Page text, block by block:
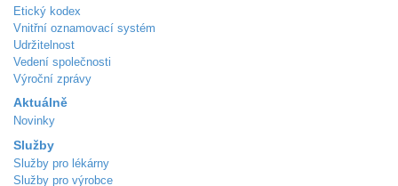
Etický kodex
Vnitřní oznamovací systém
Udržitelnost
Vedení společnosti
Výroční zprávy
Aktuálně
Novinky
Služby
Služby pro lékárny
Služby pro výrobce